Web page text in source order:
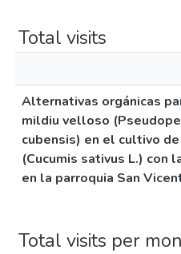
Total visits
Alternativas orgánicas
mildiu velloso
cubensis) en el cultivo
(Cucumis sativus L.) con
en la parroquia San
Total visits per